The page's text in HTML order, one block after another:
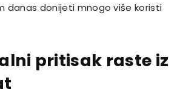
danas donijeti mnogo više koristi
pritisak raste iz